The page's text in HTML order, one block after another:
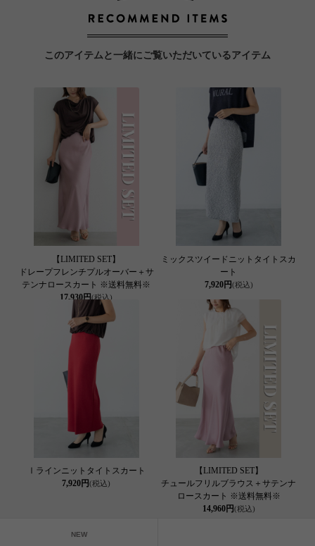
このアイテムと一緒にご覧いただいているアイテム
【LIMITED SET】
ドレープフレンチプルオーバー＋サ
テンナロースカート ※送料無料※
17,930円(税込)
ミックスツイードニットタイトスカ
ート
7,920円(税込)
Ⅰラインニットタイトスカート
7,920円(税込)
【LIMITED SET】
チュールフリルブラウス＋サテンナ
ロースカート ※送料無料※
14,960円(税込)
NEW